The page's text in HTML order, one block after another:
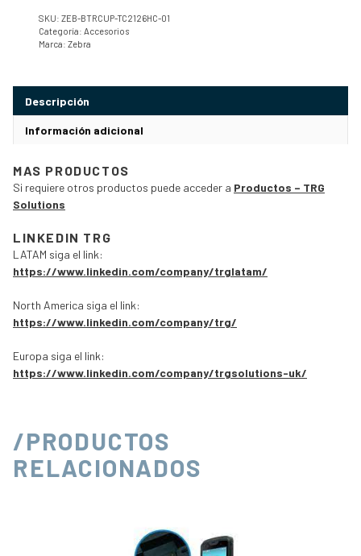
SKU: ZEB-BTRCUP-TC2126HC-01
Categoría: Accesorios
Marca: Zebra
Descripción
Información adicional
MAS PRODUCTOS
Si requiere otros productos puede acceder a Productos – TRG
Solutions
LINKEDIN TRG
LATAM siga el link:
https://www.linkedin.com/company/trglatam/
North America siga el link:
https://www.linkedin.com/company/trg/
Europa siga el link:
https://www.linkedin.com/company/trgsolutions-uk/
/PRODUCTOS
RELACIONADOS